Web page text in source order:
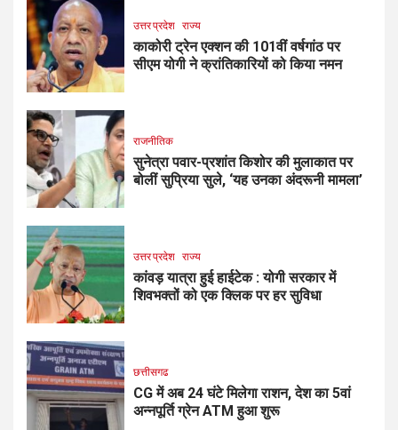
उत्तर प्रदेश राज्य
काकोरी ट्रेन एक्शन की 101वीं वर्षगांठ पर
सीएम योगी ने क्रांतिकारियों को किया नमन
राजनीतिक
सुनेत्रा पवार-प्रशांत किशोर की मुलाकात पर
बोलीं सुप्रिया सुले, ‘यह उनका अंदरूनी मामला’
उत्तर प्रदेश राज्य
कांवड़ यात्रा हुई हाईटेक : योगी सरकार में
शिवभक्तों को एक क्लिक पर हर सुविधा
छत्तीसगढ
CG में अब 24 घंटे मिलेगा राशन, देश का 5वां
अन्नपूर्ति ग्रेन ATM हुआ शुरू